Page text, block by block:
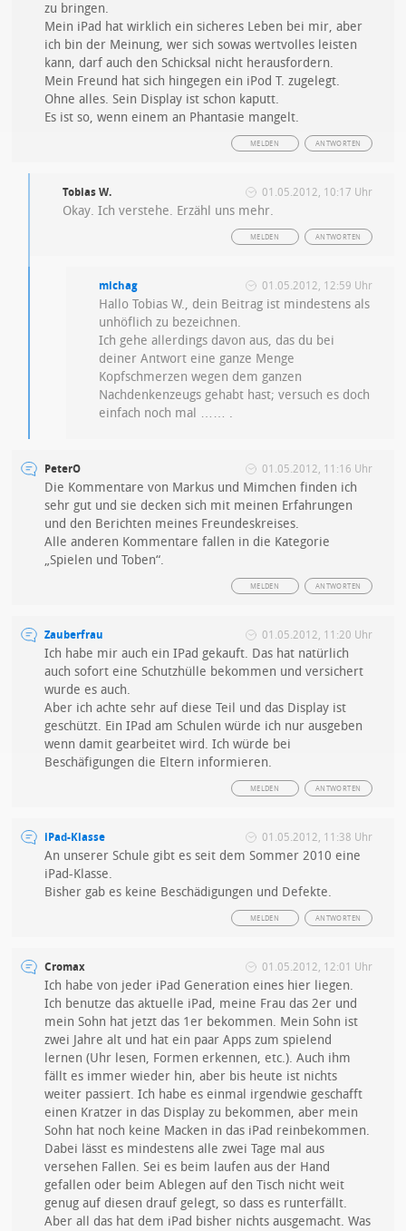
zu bringen.
Mein iPad hat wirklich ein sicheres Leben bei mir, aber
ich bin der Meinung, wer sich sowas wertvolles leisten
kann, darf auch den Schicksal nicht herausfordern.
Mein Freund hat sich hingegen ein iPod T. zugelegt.
Ohne alles. Sein Display ist schon kaputt.
Es ist so, wenn einem an Phantasie mangelt.
ANTWORTEN
MELDEN
Tobias W. 01.05.2012, 10:17 Uhr
Okay. Ich verstehe. Erzähl uns mehr.
ANTWORTEN
MELDEN
michag 01.05.2012, 12:59 Uhr
Hallo Tobias W., dein Beitrag ist mindestens als
unhöflich zu bezeichnen.
Ich gehe allerdings davon aus, das du bei
deiner Antwort eine ganze Menge
Kopfschmerzen wegen dem ganzen
Nachdenkenzeugs gehabt hast; versuch es doch
einfach noch mal …… .
PeterO 01.05.2012, 11:16 Uhr
Die Kommentare von Markus und Mimchen finden ich
sehr gut und sie decken sich mit meinen Erfahrungen
und den Berichten meines Freundeskreises.
Alle anderen Kommentare fallen in die Kategorie
„Spielen und Toben“.
ANTWORTEN
MELDEN
Zauberfrau 01.05.2012, 11:20 Uhr
Ich habe mir auch ein IPad gekauft. Das hat natürlich
auch sofort eine Schutzhülle bekommen und versichert
wurde es auch.
Aber ich achte sehr auf diese Teil und das Display ist
geschützt. Ein IPad am Schulen würde ich nur ausgeben
wenn damit gearbeitet wird. Ich würde bei
Beschäfigungen die Eltern informieren.
ANTWORTEN
MELDEN
iPad-Klasse 01.05.2012, 11:38 Uhr
An unserer Schule gibt es seit dem Sommer 2010 eine
iPad-Klasse.
Bisher gab es keine Beschädigungen und Defekte.
ANTWORTEN
MELDEN
Cromax 01.05.2012, 12:01 Uhr
Ich habe von jeder iPad Generation eines hier liegen.
Ich benutze das aktuelle iPad, meine Frau das 2er und
mein Sohn hat jetzt das 1er bekommen. Mein Sohn ist
zwei Jahre alt und hat ein paar Apps zum spielend
lernen (Uhr lesen, Formen erkennen, etc.). Auch ihm
fällt es immer wieder hin, aber bis heute ist nichts
weiter passiert. Ich habe es einmal irgendwie geschafft
einen Kratzer in das Display zu bekommen, aber mein
Sohn hat noch keine Macken in das iPad reinbekommen.
Dabei lässt es mindestens alle zwei Tage mal aus
versehen Fallen. Sei es beim laufen aus der Hand
gefallen oder beim Ablegen auf den Tisch nicht weit
genug auf diesen drauf gelegt, so dass es runterfällt.
Aber all das hat dem iPad bisher nichts ausgemacht. Was